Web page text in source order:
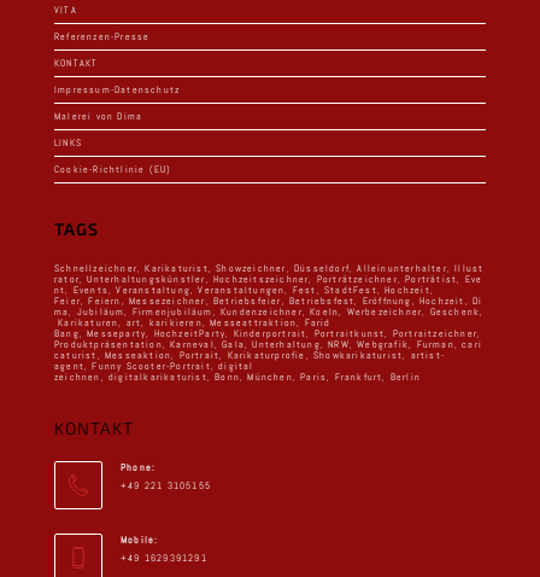
VITA
Referenzen-Presse
KONTAKT
Impressum-Datenschutz
Malerei von Dima
LINKS
Cookie-Richtlinie (EU)
TAGS
Schnellzeichner,Karikaturist,Showzeichner ,Düsseldorf,Alleinunterhalter,Illust
rator,Unterhaltungskünstler ,Hochzeitszeichner, Porträtzeichner,Porträtist, Eve
nt, Events,Veranstaltung,Veranstaltungen, Fest ,StadtFest,Hochzeit,
Feier,Feiern ,Messezeichner ,Betriebsfeier ,Betriebsfest, Eröffnung ,Hochzeit ,Di
ma, Jubiläum, Firmenjubiläum ,Kundenzeichner,Koeln, Werbezeichner, Geschenk,
Karikaturen, art, karikieren,Messeattraktion, Farid
Bang,Messeparty, HochzeitParty, Kinderportrait, Portraitkunst, Portraitzeichner,
Produktpräsentation,Karneval,Gala,Unterhaltung,NRW,Webgrafik, Furman,cari
caturist ,Messeaktion, Portrait, Karikaturprofie ,Showkarikaturist, artist-
agent,Funny Scooter-Portrait,digital
zeichnen ,digitalkarikaturist,Bonn,München,Paris, Frankfurt, Berlin
KONTAKT
Phone:
+49 221 3105155
Mobile:
+49 1629391291